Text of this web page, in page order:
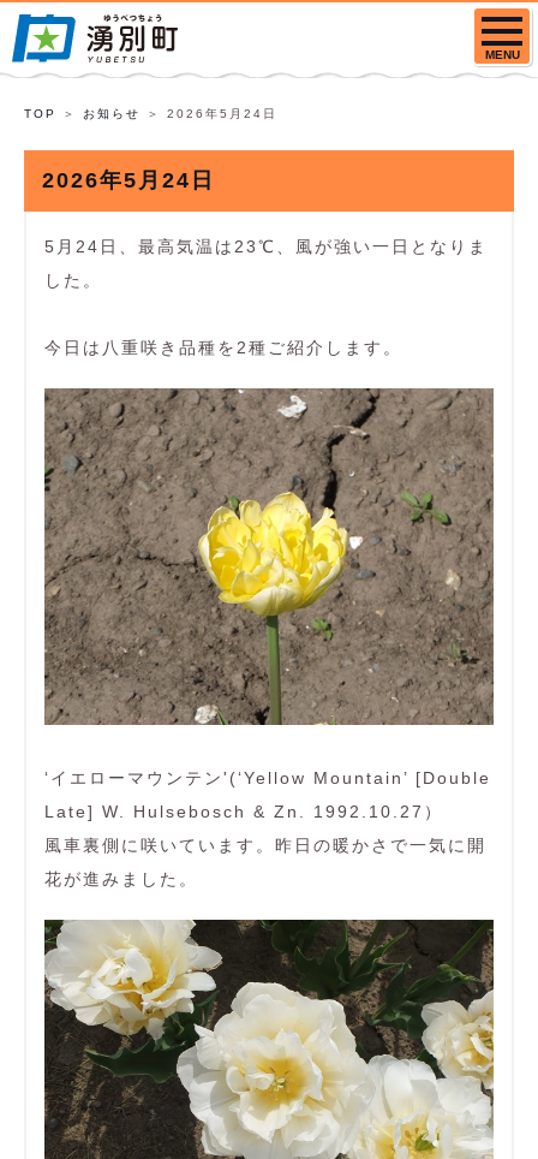
MENU
TOP お知らせ 2026年5月24日
2026年5月24日
5月24日、最高気温は23℃、風が強い一日となりま
した。
今日は八重咲き品種を2種ご紹介します。
‘イエローマウンテン'(‘Yellow Mountain’ [Double
Late] W. Hulsebosch & Zn. 1992.10.27）
風車裏側に咲いています。昨日の暖かさで一気に開
花が進みました。